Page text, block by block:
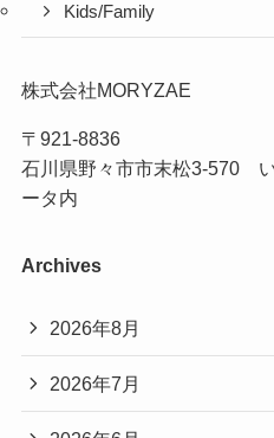
Kids/Family
株式会社MORYZAE
〒921-8836
石川県野々市市末松3-570
ータ内
Archives
2026年8月
2026年7月